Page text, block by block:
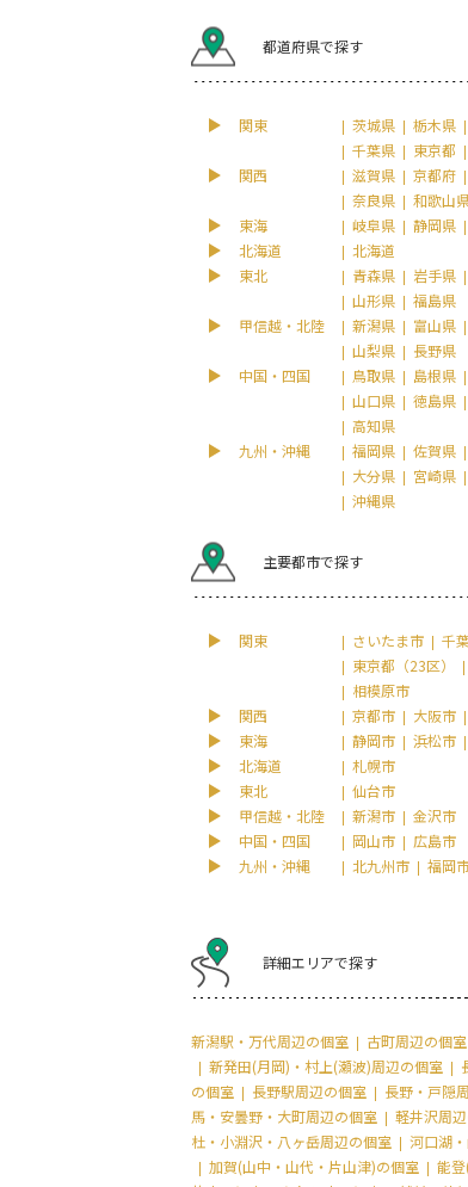
都道府県で探す
関東 茨城県 栃木県
千葉県
東京都
関西
滋賀県 京都府
奈良県
和歌山
東海
岐阜県 静岡県
北海道
北海道
東北
青森県 岩手県
山形県
福島県
甲信越・北陸
新潟県 富山県
山梨県
長野県
中国・四国
鳥取県 島根県
山口県
徳島県
高知県
九州・沖縄
福岡県 佐賀県
大分県
宮崎県
沖縄県
主要都市で探す
関東 さいたま市
千
東京都（23区）
相模原市
関西
京都市 大阪市
東海
静岡市 浜松市
北海道
札幌市
東北
仙台市
甲信越・北陸
新潟市
金沢市
中国・四国
岡山市
広島市
九州・沖縄
北九州市 福岡
詳細エリアで探す
新潟駅・万代周辺の個室 古町周辺の個室
新発田(月岡)・村上(瀬波)周辺の個室
の個室
長野駅周辺の個室 長野・戸隠
馬・安曇野・大町周辺の個室
軽井沢周
杜・小淵沢・八ヶ岳周辺の個室
河口湖
加賀(山中・山代・片山津)の個室
能